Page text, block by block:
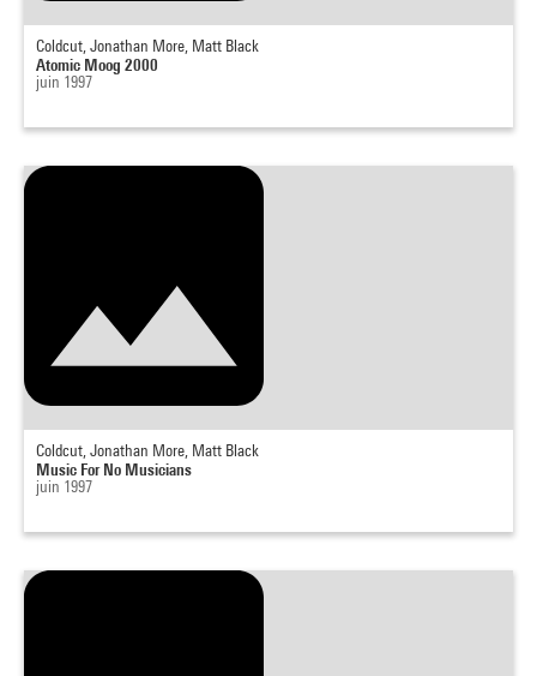
Coldcut, Jonathan More, Matt Black
Atomic Moog 2000
juin 1997
Coldcut, Jonathan More, Matt Black
Music For No Musicians
juin 1997